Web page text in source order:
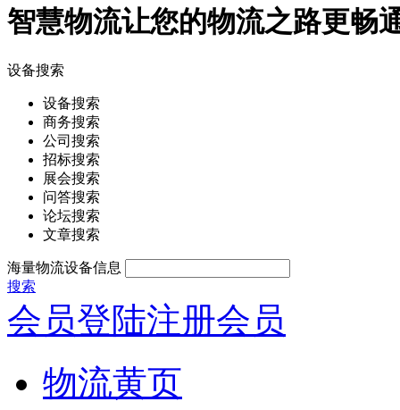
智慧物流让您的物流之路更畅
设备搜索
设备搜索
商务搜索
公司搜索
招标搜索
展会搜索
问答搜索
论坛搜索
文章搜索
海量物流设备信息
搜索
会员登陆注册会员
物流黄页